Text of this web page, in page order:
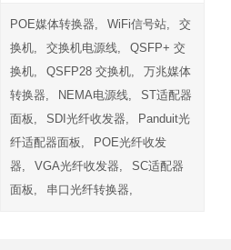
POE媒体转换器, WiFi信号站,
交
换机,
交换机电源线,
QSFP+ 交
换机,
QSFP28 交换机,
万兆媒体
转换器,
NEMA电源线,
ST适配器
面板,
SDI光纤收发器,
Panduit光
纤适配器面板,
POE光纤收发
器,
VGA光纤收发器,
SC适配器
面板,
串口光纤转换器,